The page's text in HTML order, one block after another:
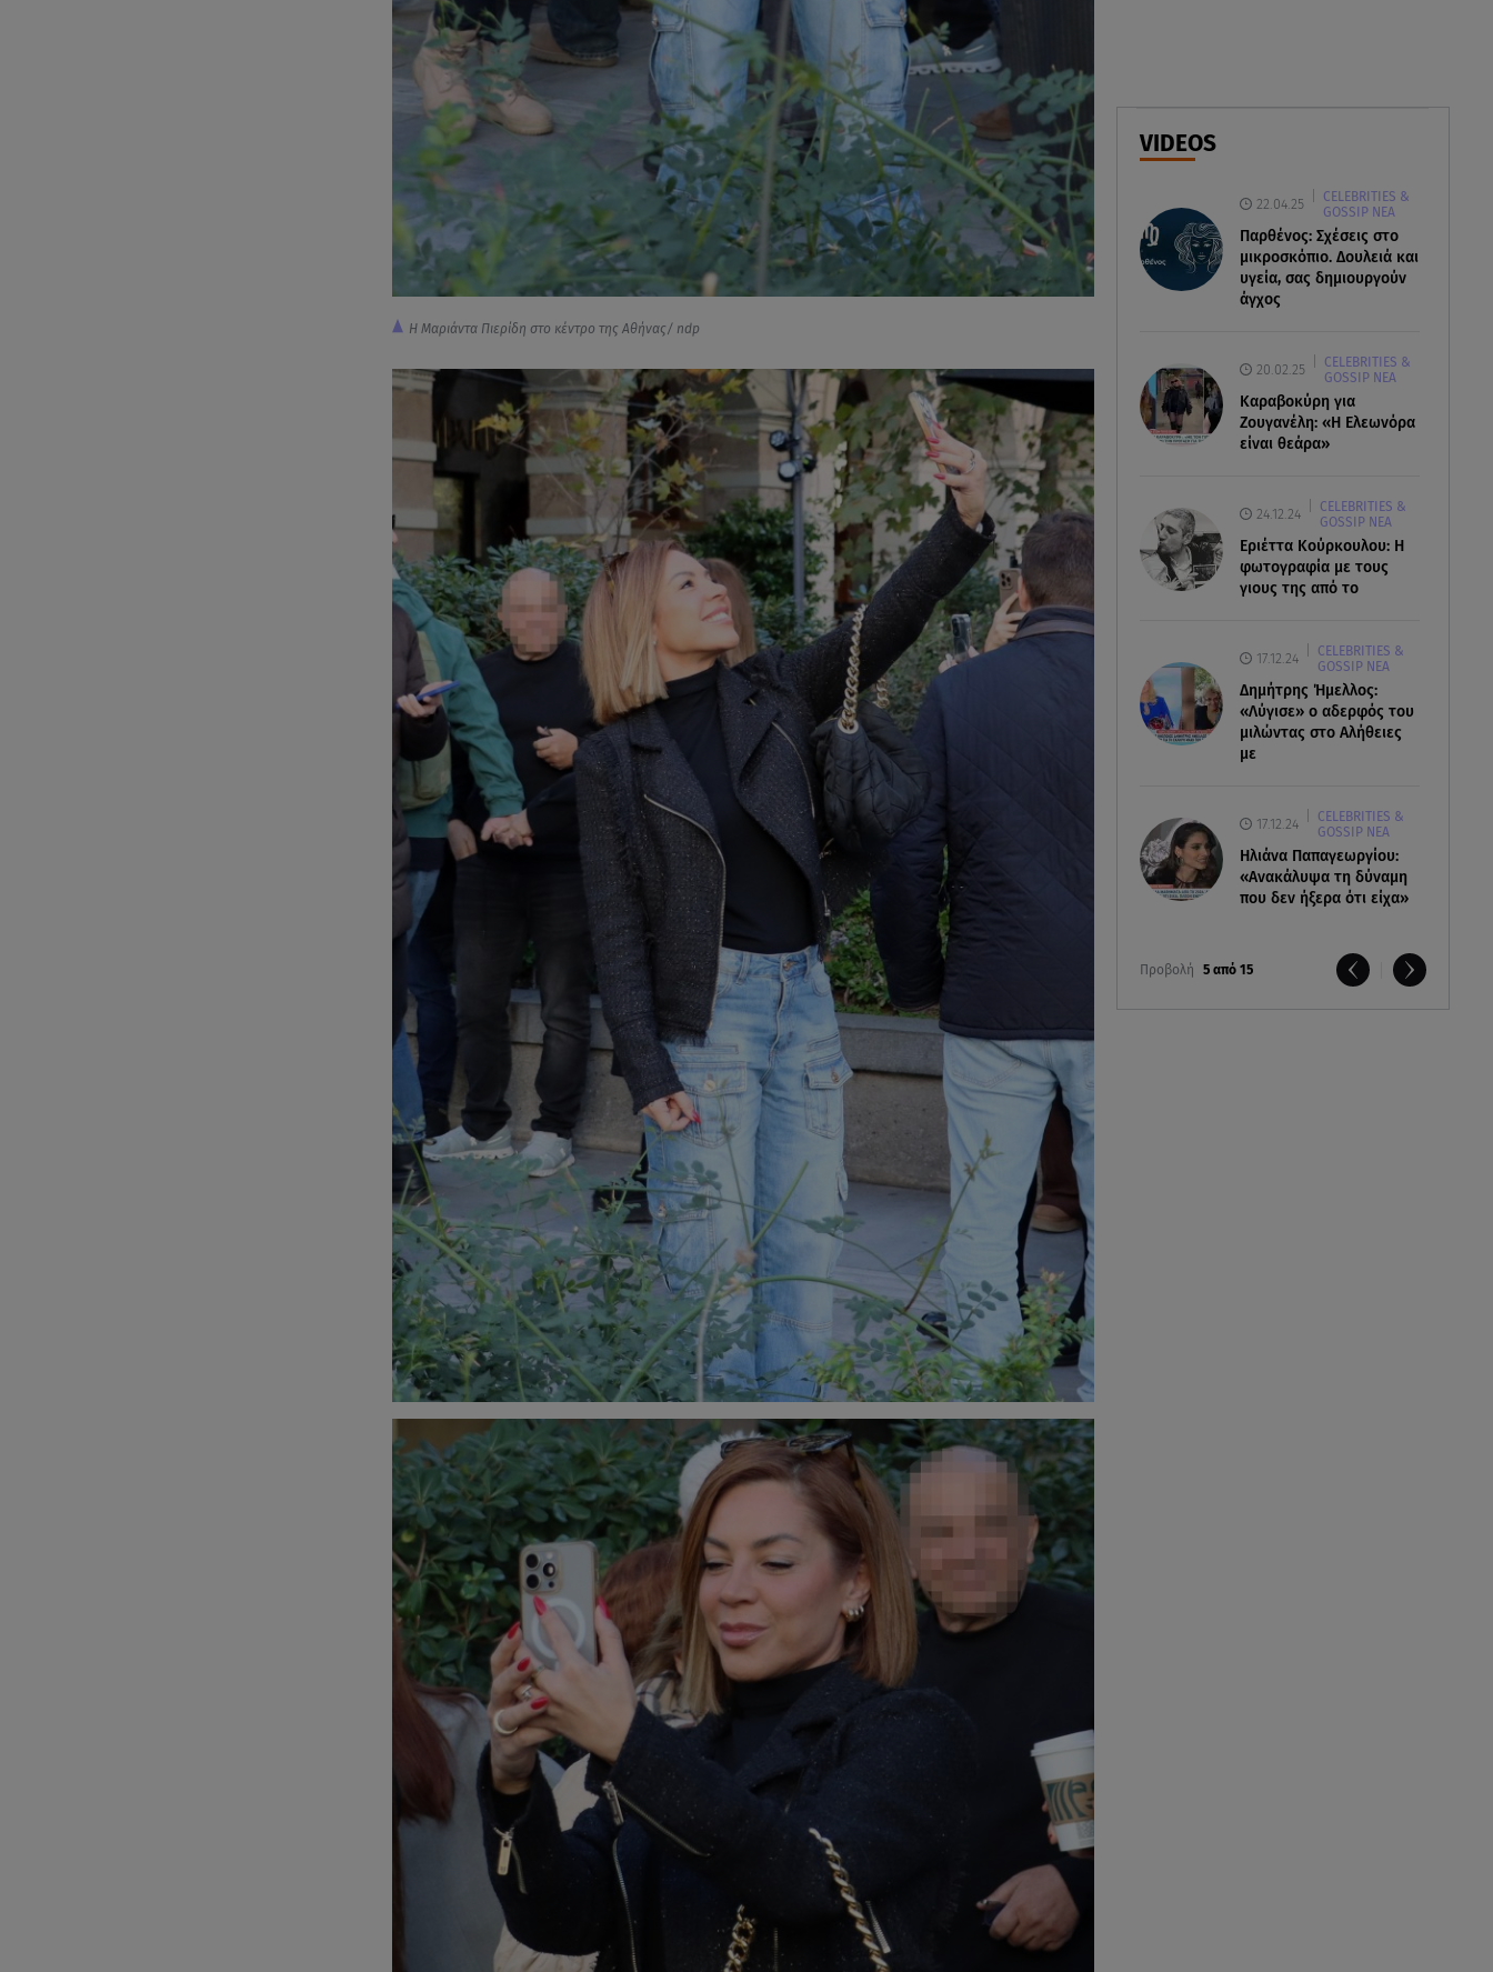
06.08.26 , 10:33
φίλη της και πνίγηκε μπροστά
στα παιδιά της
VIDEOS
22.04.25
CELEBRITIES &
GOSSIP ΝΕΑ
Παρθένος: Σχέσεις στο
μικροσκόπιο. Δουλειά και
υγεία, σας δημιουργούν
άγχος
20.02.25
CELEBRITIES &
GOSSIP ΝΕΑ
Καραβοκύρη για
Ζουγανέλη: «Η Ελεωνόρα
είναι θεάρα»
24.12.24
CELEBRITIES &
GOSSIP ΝΕΑ
Εριέττα Κούρκουλου: Η
φωτογραφία με τους
γιους της από το
17.12.24
CELEBRITIES &
GOSSIP ΝΕΑ
Δημήτρης Ήμελλος:
«Λύγισε» ο αδερφός του
μιλώντας στο Αλήθειες
με
17.12.24
CELEBRITIES &
GOSSIP ΝΕΑ
Ηλιάνα Παπαγεωργίου:
«Ανακάλυψα τη δύναμη
που δεν ήξερα ότι είχα»
Προβολή 5 από 15
Η Μαριάντα Πιερίδη στο κέντρο της Αθήνας/ ndp